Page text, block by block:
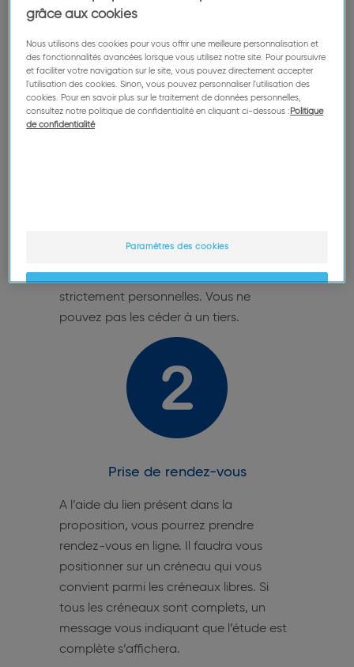
Pour plus d'informations sur l'inscription, merci de
consulter notre pageComment candidater ?
strictement personnelles. Vous ne
pouvez pas les céder à un tiers.
Prise de rendez-vous
A l’aide du lien présent dans la
proposition, vous pourrez prendre
rendez-vous en ligne. Il faudra vous
positionner sur un créneau qui vous
convient parmi les créneaux libres. Si
tous les créneaux sont complets, un
message vous indiquant que l’étude est
complète s’affichera.
grâce aux cookies
Nous utilisons des cookies pour vous offrir une meilleure personnalisation et
des fonctionnalités avancées lorsque vous utilisez notre site. Pour poursuivre
et faciliter votre navigation sur le site, vous pouvez directement accepter
l'utilisation des cookies. Sinon, vous pouvez personnaliser l'utilisation des
cookies. Pour en savoir plus sur le traitement de données personnelles,
consultez notre politique de confidentialité en cliquant ci-dessous : Politique
de confidentialité
Paramètres des cookies